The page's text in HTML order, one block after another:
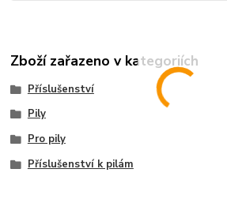
Zboží zařazeno v kategoriích
Příslušenství
Pily
Pro pily
Příslušenství k pilám